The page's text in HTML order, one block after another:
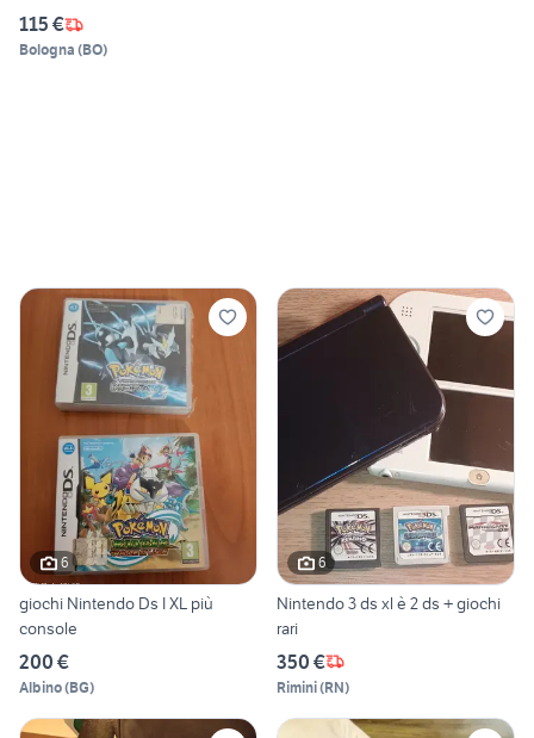
115 €
Bologna (BO)
6
giochi Nintendo Ds I XL più
console
200 €
Albino(BG)
6
Nintendo 3 ds xl è 2 ds + giochi
rari
350 €
Rimini(RN)